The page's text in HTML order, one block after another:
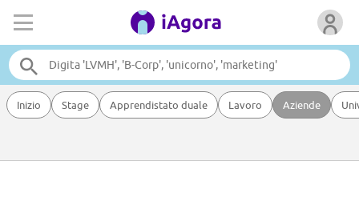
Inizio Stage Apprendistato duale Lavoro Aziende